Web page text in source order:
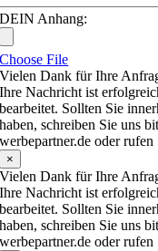
DEIN Anhang:
Choose File
Vielen Dank für Ihre
Ihre Nachricht ist
bearbeitet. Sollten Sie
haben, schreiben Sie uns
werbepartner.de oder
×
Vielen Dank für Ihre
Ihre Nachricht ist
bearbeitet. Sollten Sie
haben, schreiben Sie uns
werbepartner.de oder